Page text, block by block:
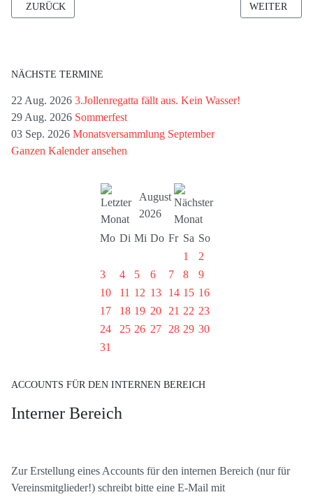
VORHERIGER BEITRAG: AUSBILDUNG SBF SEE UND SBF
ZURÜCK NÄCHSTER
WEITER
NÄCHSTE TERMINE
22 Aug. 2026 3.Jollenregatta fällt aus. Kein Wasser!
29 Aug. 2026 Sommerfest
03 Sep. 2026 Monatsversammlung September
Ganzen Kalender ansehen
August
2026
Mo Di Mi Do Fr Sa So
1
2
3
4 5 6 7 8
9
10
11 12 13 14 15 16
17
18 19 20 21 22 23
24
25 26 27 28 29 30
31
ACCOUNTS FÜR DEN INTERNEN BEREICH
Interner Bereich
Zur Erstellung eines Accounts für den internen Bereich (nur für
Vereinsmitglieder!) schreibt bitte eine E-Mail mit